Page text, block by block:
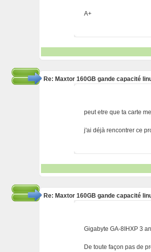
A+
Re: Maxtor 160GB gande capacité
peut etre que ta carte
j'ai déjà rencontrer ce
Re: Maxtor 160GB gande capacité
Gigabyte GA-8IHXP 3
De toute façon pas de